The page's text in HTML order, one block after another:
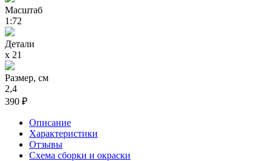
Масштаб
1:72
Детали
х 21
Размер, см
2,4
390 ₽
Описание
Характеристики
Отзывы
Схема сборки и окраски